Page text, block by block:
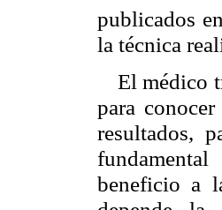
publicados
la técnica
El médico
para
resultados,
beneficio a